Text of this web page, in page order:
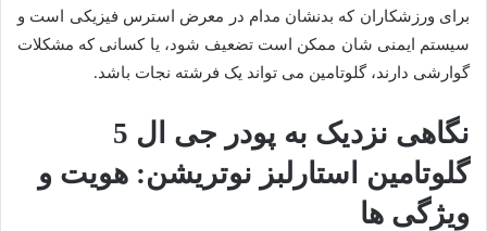
برای ورزشکاران که بدنشان مدام در معرض استرس فیزیکی است و
سیستم ایمنی شان ممکن است تضعیف شود، یا کسانی که مشکلات
گوارشی دارند، گلوتامین می تواند یک فرشته نجات باشد.
نگاهی نزدیک به پودر جی ال 5
گلوتامین استارلبز نوتریشن: هویت و
ویژگی ها